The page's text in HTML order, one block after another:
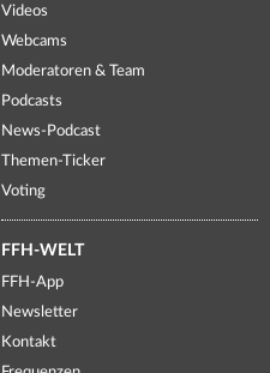
Videos
Webcams
Moderatoren & Team
Podcasts
News-Podcast
Themen-Ticker
Voting
FFH-WELT
FFH-App
Newsletter
Kontakt